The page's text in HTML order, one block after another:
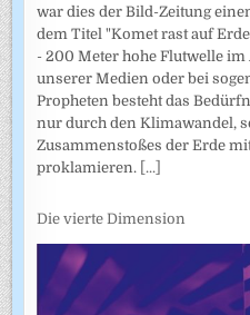
war dies der Bild-Zeitung
dem Titel "Komet rast auf
- 200 Meter hohe Flutwelle
unserer Medien oder bei
Propheten besteht das
nur durch den Klimawandel,
Zusammenstoßes der Erde
proklamieren. [...]
Die vierte Dimension